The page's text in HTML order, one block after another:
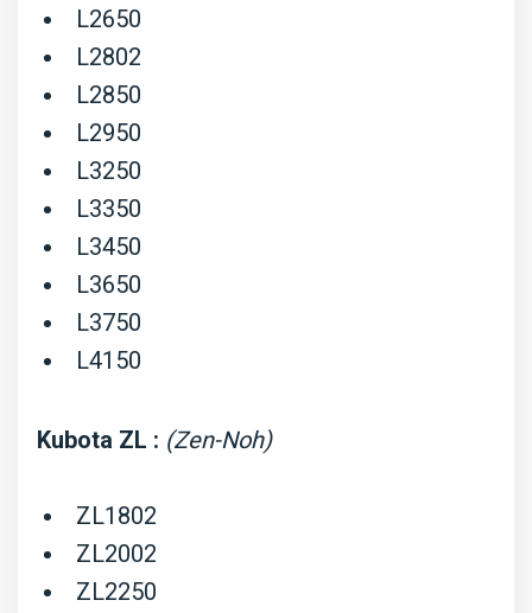
L2650
L2802
L2850
L2950
L3250
L3350
L3450
L3650
L3750
L4150
Kubota ZL : (Zen-Noh)
ZL1802
ZL2002
ZL2250